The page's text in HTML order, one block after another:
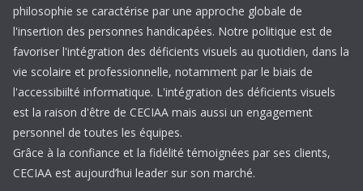
philosophie se caractérise par une approche globale de
l'insertion des personnes handicapées. Notre politique est de
favoriser l'intégration des déficients visuels au quotidien, dans la
vie scolaire et professionnelle, notamment par le biais de
l'accessibiilté informatique. L'intégration des déficients visuels
est la raison d'être de CECIAA mais aussi un engagement
personnel de toutes les équipes.
Grâce à la confiance et la fidélité témoignées par ses clients,
CECIAA est aujourd’hui leader sur son marché.